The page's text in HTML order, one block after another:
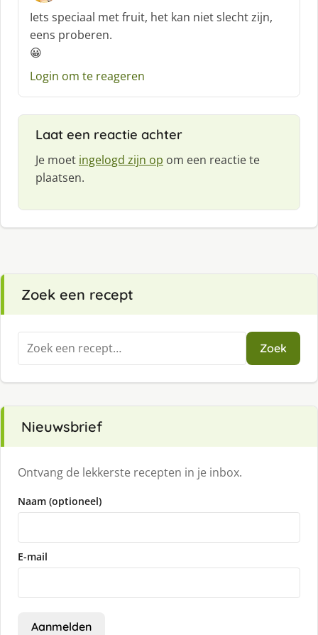
c
h
r
e
e
:
Iets speciaal met fruit, het kan niet slecht zijn,
eens proberen.
😀
Login om te reageren
Laat een reactie achter
Je moet ingelogd zijn op om een reactie te
plaatsen.
Zoek een recept
Zoeken
naar:
Zoek
Nieuwsbrief
Ontvang de lekkerste recepten in je inbox.
Naam (optioneel)
E-mail
Aanmelden